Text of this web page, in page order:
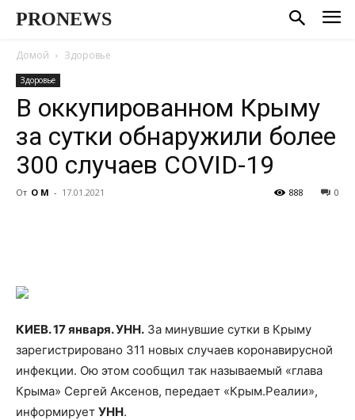
PRONEWS
Домой Здоровье
Здоровье
В оккупированном Крыму
за сутки обнаружили более
300 случаев COVID-19
От О М - 17.01.2021 0
888
КИЕВ. 17 января. УНН. За минувшие сутки в Крыму
зарегистрировано 311 новых случаев коронавирусной
инфекции. Ою этом сообщил так называемый «глава
Крыма» Сергей Аксенов, передает «Крым.Реалии»,
информирует УНН.